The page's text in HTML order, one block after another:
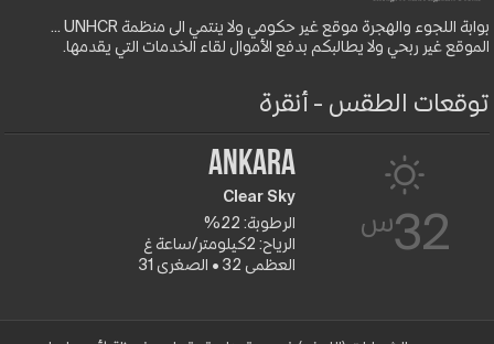
بوابة اللجوء والهجرة موقع غير حكومي ولا ينتمي الى منظمة UNHCR ...
الموقع غير ربحي ولا يطالبكم بدفع الأموال لقاء الخدمات التي يقدمها.
توقعات الطقس - أنقرة
32س
Ankara
Clear Sky
الرطوبة: 22%
الرياح: 2كيلومتر/ساعة غ
العظمى 32 • الصغرى 31